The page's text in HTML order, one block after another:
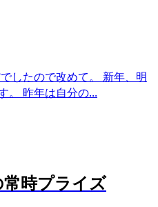
したので改めて。 新年、明
。 昨年は自分の...
時プライズ